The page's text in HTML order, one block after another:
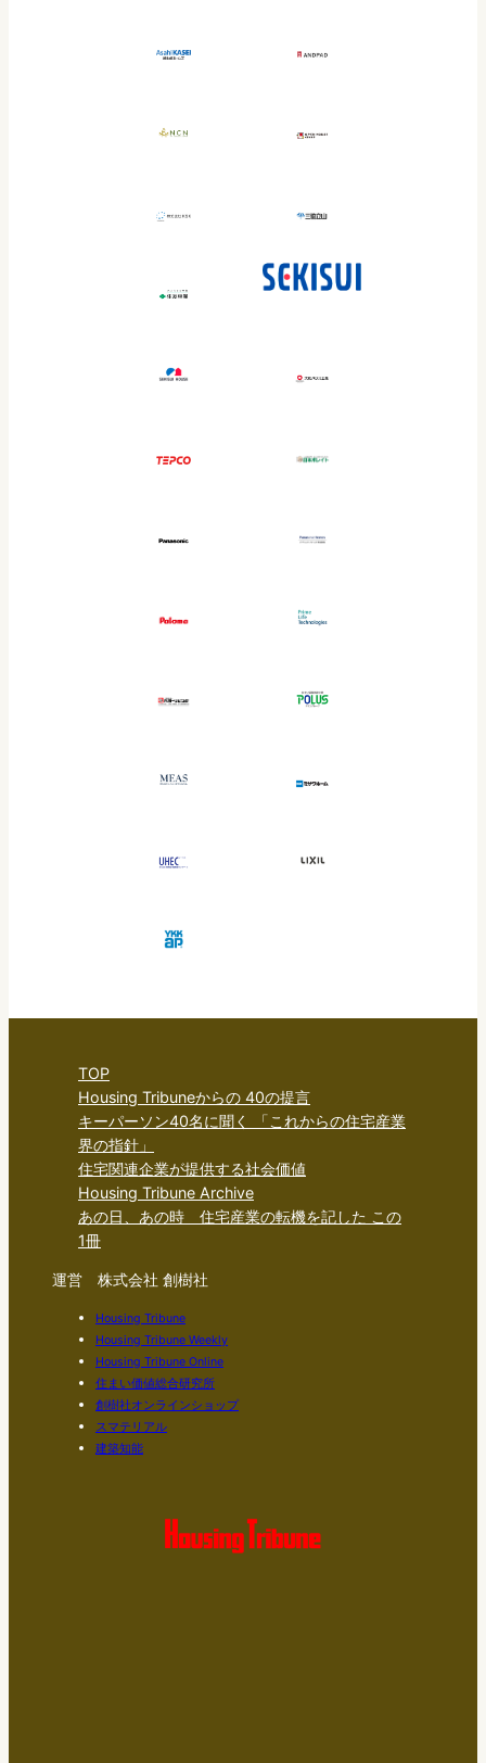
TOP
Housing Tribuneからの 40の提言
キーパーソン40名に聞く 「これからの住宅産業
界の指針」
住宅関連企業が提供する社会価値
Housing Tribune Archive
あの日、あの時 住宅産業の転機を記した この
1冊
運営 株式会社 創樹社
Housing Tribune
Housing Tribune Weekly
Housing Tribune Online
住まい価値総合研究所
創樹社オンラインショップ
スマテリアル
建築知能